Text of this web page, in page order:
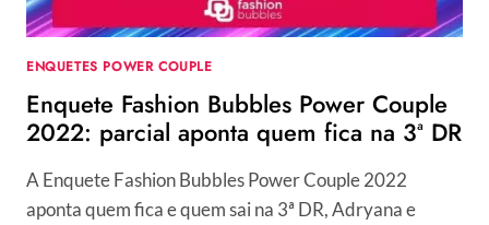
ENQUETES POWER COUPLE
Enquete Fashion Bubbles Power Couple
2022: parcial aponta quem fica na 3ª DR
A Enquete Fashion Bubbles Power Couple 2022
aponta quem fica e quem sai na 3ª DR, Adryana e